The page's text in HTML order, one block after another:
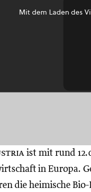
Mit dem Laden des
ist mit rund
in Europa.
die heimische